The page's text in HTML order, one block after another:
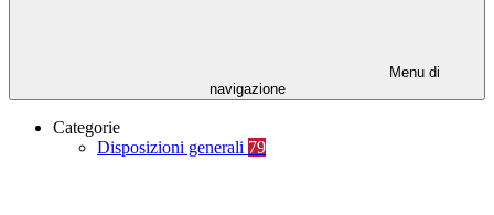
Menu di
navigazione
Categorie
Disposizioni generali 79